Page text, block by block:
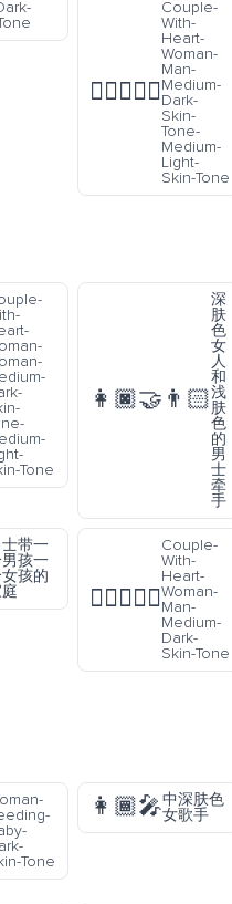
👩🏾‍❤️‍👨🏼
Couple-
With-
Heart-
Woman-
Man-
Medium-
Dark-
Skin-
Tone-
Medium-
Light-
Skin-Tone
Tone
👩🏿‍🤝‍👨🏻
深
肤
色
女
人
和
浅
肤
色
的
男
士
牵
手
士带一
孩一
孩的
👩🏾‍❤️‍👨🏾
Couple-
With-
Heart-
Woman-
Man-
Medium-
Dark-
Skin-Tone
Tone
👩🏾‍🎤中深肤色
女歌手